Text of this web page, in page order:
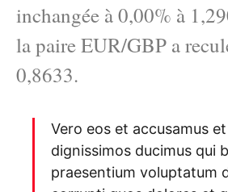
inchangée à 0,00% à
la paire EUR/GBP a
0,8633.
Vero eos et accusamus
dignissimos ducimus qui
praesentium voluptatum